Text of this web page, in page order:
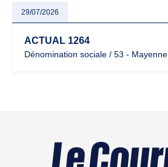
29/07/2026
ACTUAL 1264
Dénomination sociale / 53 - Mayenne